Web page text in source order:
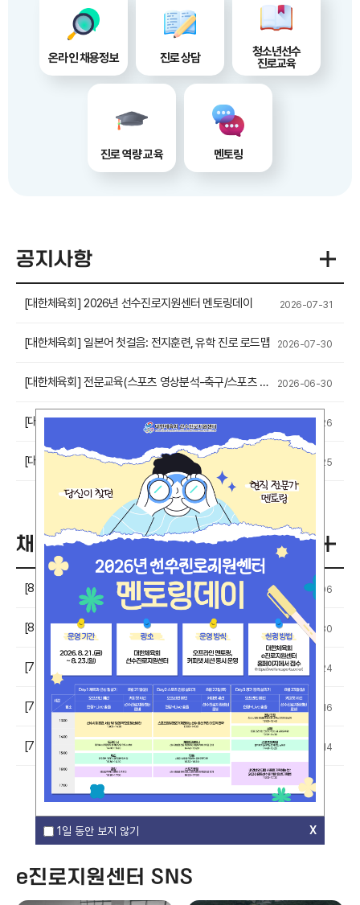
온라인 채용정보 진로 상담
청소년선수
진로교육
진로 역량 교육 멘토링
공지사항
[대한체육회] 2026년 선수진로지원센터 멘토링데이 2026-07-31
[대한체육회] 일본어 첫걸음: 전지훈련, 유학 진로 로드맵 2026-07-30
[대한체육회] 전문교육(스포츠 영상분석-축구/스포츠 빅데이터분석) 모집
2026-06-30
[대한체육회] 8월 교육일정 캘린더 공지 2026-06-26
[대한체육회] 멘토링 프로그램 멘티 모집 안내 2026-06-25
채용정보
[8월 2주차 진로지원센터 추천 채용공고] 공지하여 드립니다.2026-08-06
[8월 1주차 진로지원센터 추천 채용공고] 공지하여 드립니다.2026-07-30
[7월 5주차 진로지원센터 추천 채용공고] 공지하여 드립니다.2026-07-24
[7월 4주차 진로지원센터 추천 채용공고] 공지하여 드립니다.2026-07-16
[7월 3주차 진로지원센터 추천 채용공고] 공지하여 드립니다.2026-07-14
e진로지원센터 SNS
1일 동안 보지 않기 X
1일 동안 보지 않기 X
1일 동안 보지 않기 X